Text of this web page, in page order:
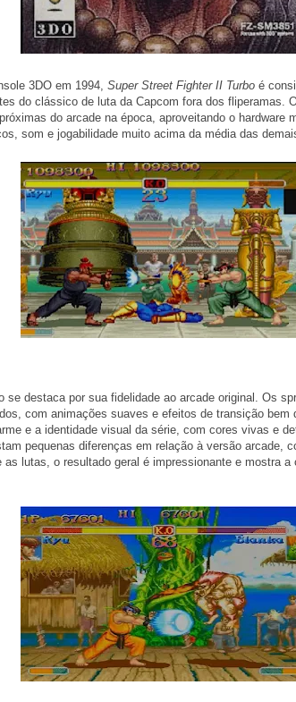
3DO em 1994, Super Street Fighter II Turbo é
do clássico de luta da Capcom fora dos fliperamas.
do arcade na época, aproveitando o hardware
som e jogabilidade muito acima da média das
se destaca por sua fidelidade ao arcade original. Os
com animações suaves e efeitos de transição bem
e a identidade visual da série, com cores vivas e
pequenas diferenças em relação à versão arcade,
as lutas, o resultado geral é impressionante e mostra a